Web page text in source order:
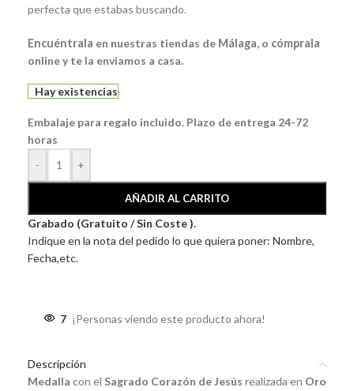
perfecta que estabas buscando.
Encuéntrala en nuestras tiendas de Málaga, o cómprala
online y te la enviamos a casa.
Hay existencias
Embalaje para regalo incluido. Plazo de entrega 24-72
horas
-
+
AÑADIR AL CARRITO
Grabado (Gratuito / Sin Coste ).
Indique en la nota del pedido lo que quiera poner: Nombre,
Fecha,etc.
7 ¡Personas viendo este producto ahora!
Descripción
Medalla con el Sagrado Corazón de Jesús realizada en Oro